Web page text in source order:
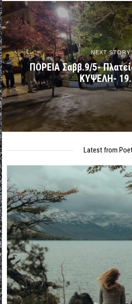
NEXT STORY
ΠΟΡΕΙΑ Σαββ.9/5-
ΚΥΨΕΛΗ-
Latest from